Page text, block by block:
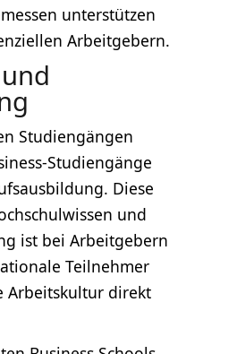
unterstützen
Arbeitgebern.
Studiengängen
Studiengänge
Diese
und
ist bei Arbeitgebern
Teilnehmer
Arbeitskultur direkt